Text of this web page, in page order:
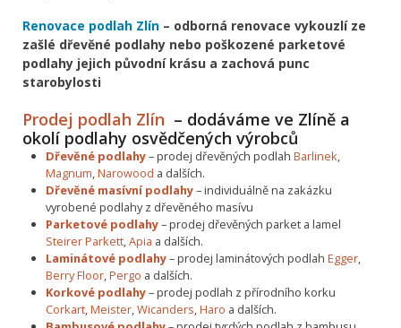
Renovace podlah Zlín – odborná renovace vykouzlí ze
zašlé dřevěné podlahy nebo poškozené parketové
podlahy jejich původní krásu a zachová punc
starobylosti
Prodej podlah Zlín – dodáváme ve Zlíně a
okolí podlahy osvědčených výrobců
Dřevěné podlahy– prodej dřevěných podlah Barlinek,
Magnum,Narowood a dalších.
Dřevěné masívní podlahy– individuálně na zakázku
vyrobené podlahy z dřevěného masívu
Parketové podlahy– prodej dřevěných parket a lamel
Steirer Parkett,Apia a dalších.
Laminátové podlahy– prodej laminátových podlah Egger,
Berry Floor,Pergo a dalších.
Korkové podlahy– prodej podlah z přírodního korku
Corkart,Meister,Wicanders,Haro a dalších.